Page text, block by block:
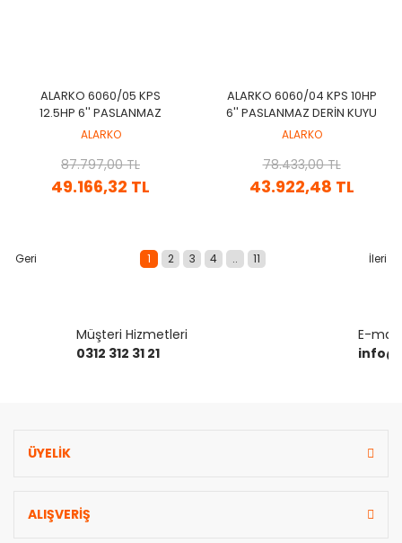
ALARKO 6060/05 KPS
12.5HP 6'' PASLANMAZ
DERIN KUYU DALGIÇ POMPA
SERISI
ALARKO
49.166,32 TL
87.797,00 TL
ALARKO 6060/04 KPS 10HP
6'' PASLANMAZ DERIN KUYU
DALGIÇ POMPA
SERISI
ALARKO
43.922,48 TL
78.433,00 TL
1 2 3 4 .. 11
Müşteri Hizmetleri
0312 312 31 21
E-mail
ÜYELİK
ALIŞVERİŞ